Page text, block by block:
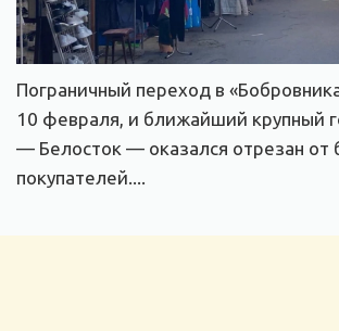
Пограничный переход в
10 февраля, и ближайший крупный
— Белосток — оказался отрезан от
покупателей....